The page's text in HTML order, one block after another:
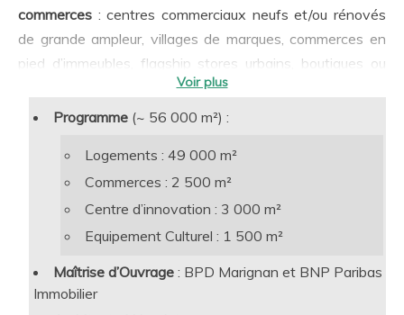
commerces : centres commerciaux neufs et/ou rénovés
de grande ampleur, villages de marques, commerces en
pied d’immeubles, flagship stores urbains, boutiques ou
comptoirs …, et ce tant à l’échelle des immeubles que des
aménagements intérieurs.Qualité de l’enveloppe
(ventilation, COV), gestion de l’énergie, de l’eau et des
déchets, aménagement intérieur,
partie des thèmes incontournables sur lesquels nous
intervenons pour conférer aux projets des leviers
conception et en exploitation. A ce titre, nous avons par
Programme (~ 56 000 m²) :
Logements : 49 000 m²
Commerces : 2 500 m²
Centre d’innovation : 3 000 m²
Equipement Culturel : 1 500 m²
Maîtrise d’Ouvrage : BPD Marignan et BNP Paribas
Immobilier